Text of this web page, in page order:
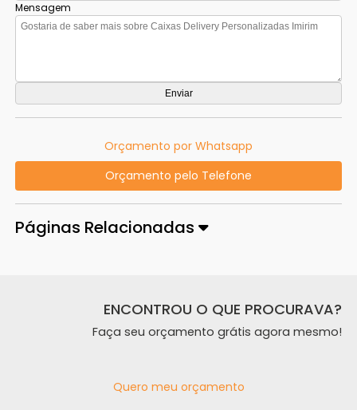
Mensagem
Orçamento por Whatsapp
Orçamento pelo Telefone
Páginas Relacionadas
ENCONTROU O QUE PROCURAVA?
Faça seu orçamento grátis agora mesmo!
Quero meu orçamento